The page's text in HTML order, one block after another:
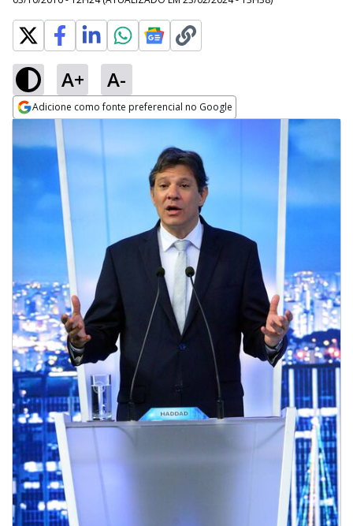
A+ A-
Adicione como fonte preferencial no Google
Opens in new window